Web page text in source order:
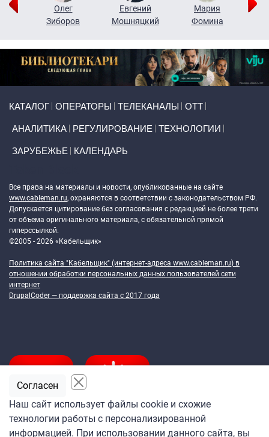
Олег
Зиборов
Евгений
Мошняцкий
Мария
Фомина
КАТАЛОГ ОПЕРАТОРЫ ТЕЛЕКАНАЛЫ ОТТ
АНАЛИТИКА РЕГУЛИРОВАНИЕ ТЕХНОЛОГИИ
ЗАРУБЕЖЬЕ КАЛЕНДАРЬ
Все права на материалы и новости, опубликованные на сайте
www.cableman.ru, охраняются в соответствии с законодательством РФ.
Допускается цитирование без согласования с редакцией не более трети
от объема оригинального материала, с обязательной прямой
гиперссылкой.
©2005 - 2026 «Кабельщик»
Политика сайта "Кабельщик" (интернет-адреса www.cableman.ru) в
отношении обработки персональных данных пользователей сети
интернет
DrupalCoder — поддержка сайта c 2017 года
Подпишитесь
Наш сайт использует файлы cookie и схожие
технологии работы с персонализированной
информацией. При использовании данного сайта, вы
Согласен